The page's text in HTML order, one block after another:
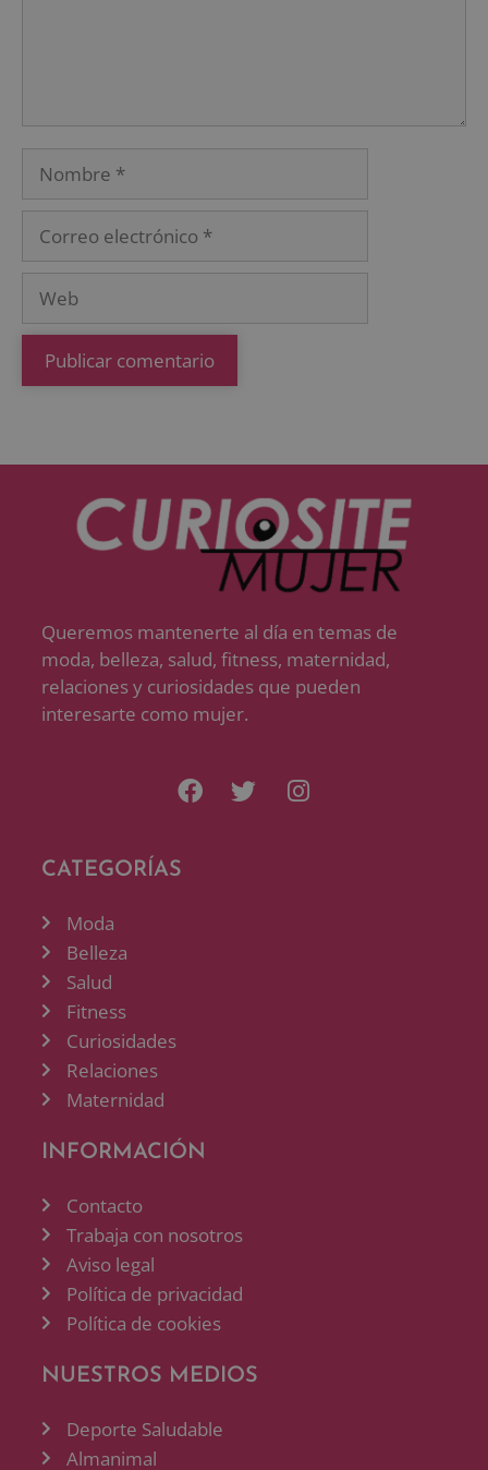
Queremos mantenerte al día en temas de
moda, belleza, salud, fitness, maternidad,
relaciones y curiosidades que pueden
interesarte como mujer.
CATEGORÍAS
Moda
Belleza
Salud
Fitness
Curiosidades
Relaciones
Maternidad
INFORMACIÓN
Contacto
Trabaja con nosotros
Aviso legal
Política de privacidad
Política de cookies
NUESTROS MEDIOS
Deporte Saludable
Almanimal